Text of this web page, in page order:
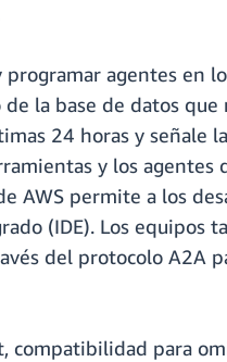
agentes en
la base de datos
24 horas y señale
y los
AWS permite a los
(IDE). Los equipos
del protocolo A2A
compatibilidad para